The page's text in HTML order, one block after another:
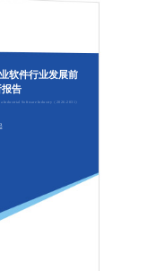
软件行业发展前
报告
Industrial Software Industry（2026-2031）